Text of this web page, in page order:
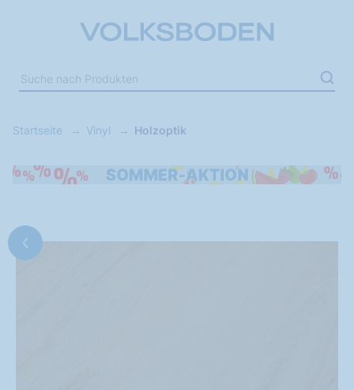
Startseite Vinyl Holzoptik